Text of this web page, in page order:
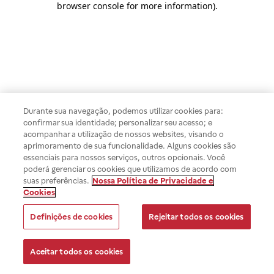
browser console for more information).
Durante sua navegação, podemos utilizar cookies para:
confirmar sua identidade; personalizar seu acesso; e
acompanhar a utilização de nossos websites, visando o
aprimoramento de sua funcionalidade. Alguns cookies são
essenciais para nossos serviços, outros opcionais. Você
poderá gerenciar os cookies que utilizamos de acordo com
suas preferências. Nossa Política de Privacidade e
Cookies
Definições de cookies Rejeitar todos os cookies
Aceitar todos os cookies